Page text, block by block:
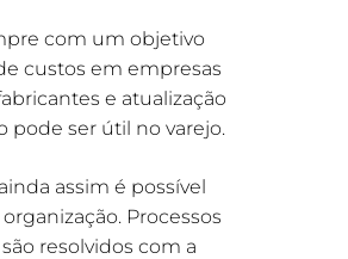
com um objetivo
custos em empresas
e atualização
pode ser útil no varejo.
assim é possível
Processos
resolvidos com a